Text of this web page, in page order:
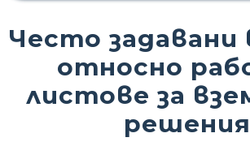
Често задавани
относно
листове за
решения